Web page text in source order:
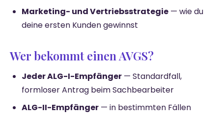
Marketing- und Vertriebsstrategie — wie du
deine ersten Kunden gewinnst
Wer bekommt einen AVGS?
Jeder ALG-I-Empfänger — Standardfall,
formloser Antrag beim Sachbearbeiter
ALG-II-Empfänger — in bestimmten Fällen